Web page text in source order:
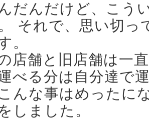
だんだけど、こう
それで、思い切っ
。
店舗と旧店舗は一
べる分は自分達で
んな事はめったに
しました。